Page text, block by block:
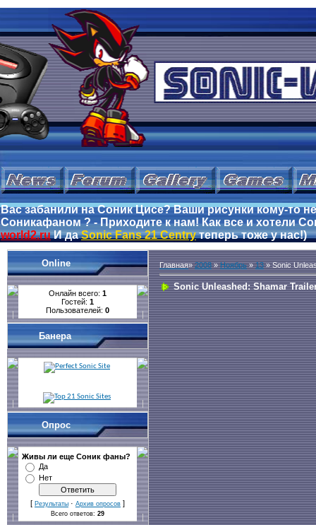
Вас забанили на Соник Цисе? Ваши рисунки кому-то
Соникафаном ? - Приходите к нам! Как все и хотели
world2.ruИ даSonic Fans 21 Centryтеперь тоже у нас!)
Online
Онлайн всего: 1
Гостей: 1
Пользователей: 0
Банера
Опрос
Живы ли еще Cоник фаны?
Да
Нет
[ Результаты · Архив опросов ]
Всего ответов: 29
Главная»2008 » Ноябрь » 13» Sonic
Sonic Unleashed: Shamar